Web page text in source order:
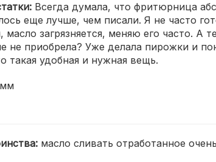
Всегда думала, что фритюрница
еще лучше, чем писали. Я не часто
масло загрязняется, меняю его часто. А
не приобрела? Уже делала пирожки и
такая удобная и нужная вещь.
масло сливать отработанное